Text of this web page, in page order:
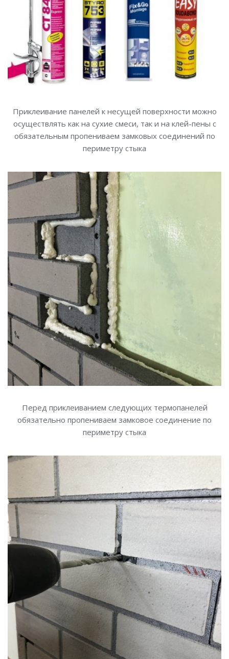
Приклеивание панелей к несущей поверхности можно
осуществлять как на сухие смеси, так и на клей-пены с
обязательным пропениваем замковых соединений по
периметру стыка
Перед приклеиванием следующих термопанелей
обязательно пропениваем замковое соединение по
периметру стыка